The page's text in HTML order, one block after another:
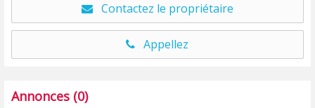
Contactez le propriétaire
Appellez
Annonces (0)